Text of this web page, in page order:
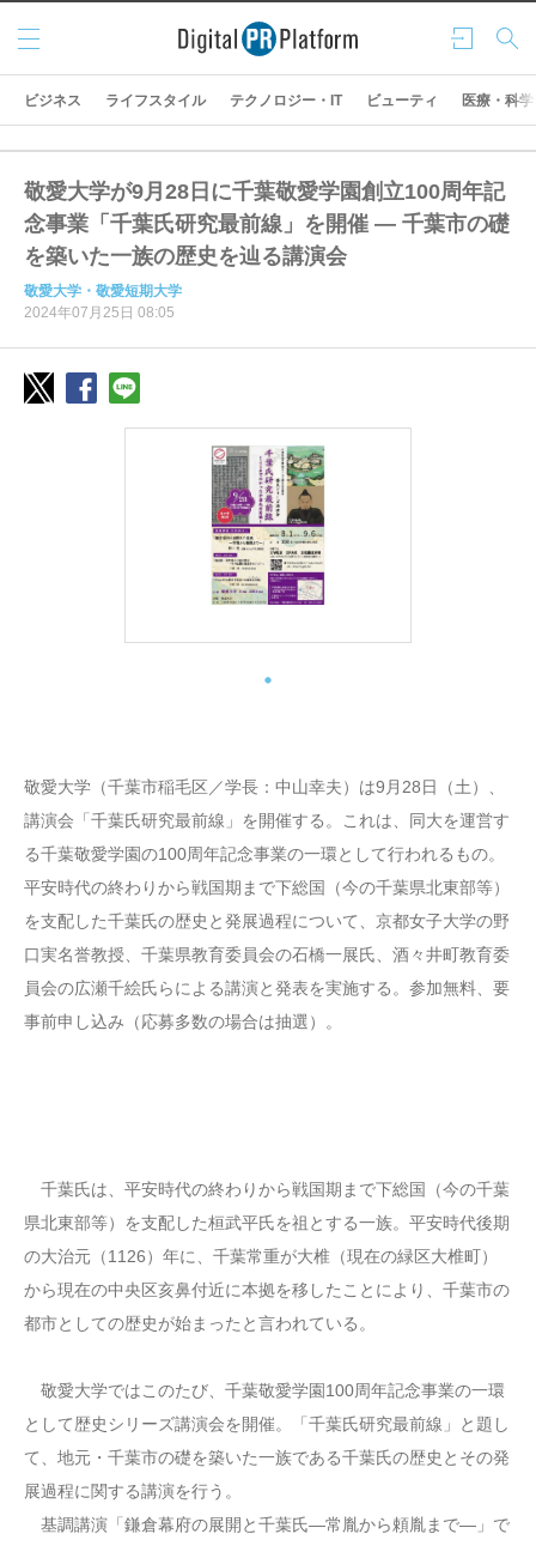
ログ
イン
検索
メニ
ュー
ビジネス ライフスタイル テクノロジー・IT ビューティ 医療・科学
敬愛大学が9月28日に千葉敬愛学園創立100周年記
念事業「千葉氏研究最前線」を開催 ― 千葉市の礎
を築いた一族の歴史を辿る講演会
敬愛大学・敬愛短期大学
2024年07月25日 08:05
敬愛大学（千葉市稲毛区／学長：中山幸夫）は9月28日（土）、
講演会「千葉氏研究最前線」を開催する。これは、同大を運営す
る千葉敬愛学園の100周年記念事業の一環として行われるもの。
平安時代の終わりから戦国期まで下総国（今の千葉県北東部等）
を支配した千葉氏の歴史と発展過程について、京都女子大学の野
口実名誉教授、千葉県教育委員会の石橋一展氏、酒々井町教育委
員会の広瀬千絵氏らによる講演と発表を実施する。参加無料、要
事前申し込み（応募多数の場合は抽選）。
千葉氏は、平安時代の終わりから戦国期まで下総国（今の千葉
県北東部等）を支配した桓武平氏を祖とする一族。平安時代後期
の大治元（1126）年に、千葉常重が大椎（現在の緑区大椎町）
から現在の中央区亥鼻付近に本拠を移したことにより、千葉市の
都市としての歴史が始まったと言われている。
敬愛大学ではこのたび、千葉敬愛学園100周年記念事業の一環
として歴史シリーズ講演会を開催。「千葉氏研究最前線」と題し
て、地元・千葉市の礎を築いた一族である千葉氏の歴史とその発
展過程に関する講演を行う。
基調講演「鎌倉幕府の展開と千葉氏―常胤から頼胤まで―」で